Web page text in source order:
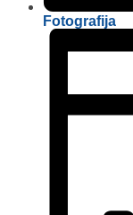
Fotografija